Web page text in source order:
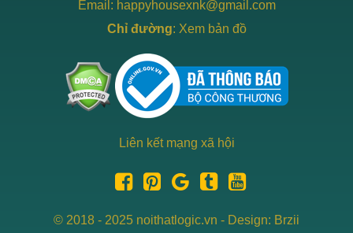
Email: happyhousexnk@gmail.com
Chỉ đường: Xem bản đồ
Liên kết mạng xã hội
© 2018 - 2025 noithatlogic.vn - Design: Brzii